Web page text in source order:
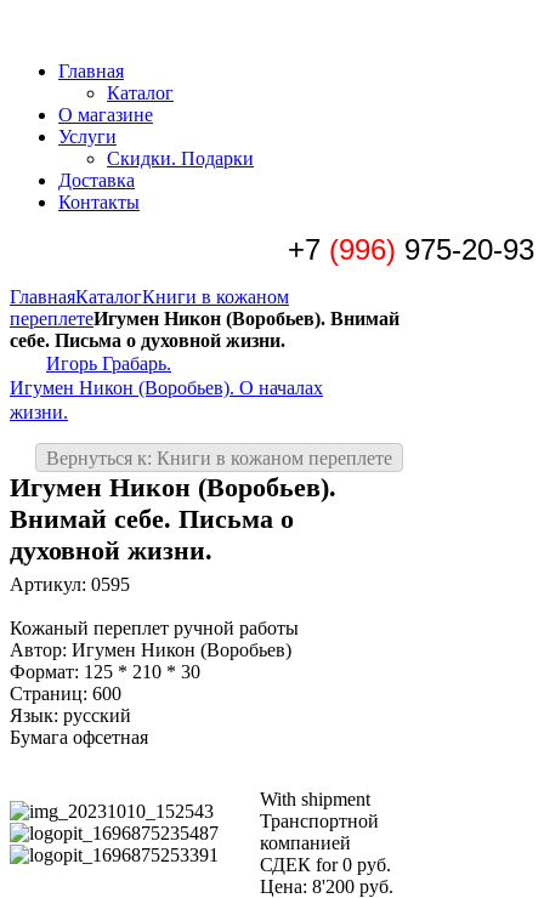
Главная
Каталог
О магазине
Услуги
Скидки. Подарки
Доставка
Контакты
+7 (996) 975-20-93
ГлавнаяКаталогКниги в кожаном
переплетеИгумен Никон (Воробьев). Внимай
себе. Письма о духовной жизни.
Игорь Грабарь.
Игумен Никон (Воробьев). О началах
жизни.
Вернуться к: Книги в кожаном переплете
Игумен Никон (Воробьев).
Внимай себе. Письма о
духовной жизни.
Артикул: 0595
Кожаный переплет ручной работы
Автор: Игумен Никон (Воробьев)
Формат: 125 * 210 * 30
Страниц: 600
Язык: русский
Бумага офсетная
With shipment
Транспортной
компанией
СДЕК for 0 руб.
Цена:8'200 руб.